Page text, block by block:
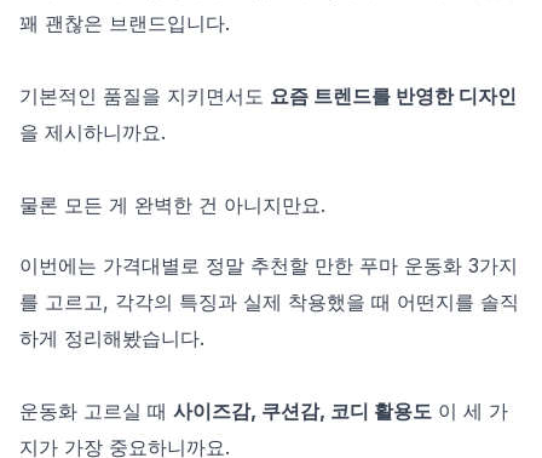
꽤 괜찮은 브랜드입니다.
기본적인 품질을 지키면서도 요즘 트렌드를 반영한 디자인
을 제시하니까요.
물론 모든 게 완벽한 건 아니지만요.
이번에는 가격대별로 정말 추천할 만한 푸마 운동화 3가지
를 고르고, 각각의 특징과 실제 착용했을 때 어떤지를 솔직
하게 정리해봤습니다.
운동화 고르실 때 사이즈감, 쿠션감, 코디 활용도 이 세 가
지가 가장 중요하니까요.